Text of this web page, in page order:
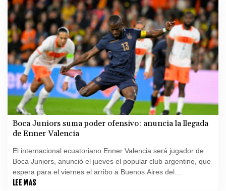
Boca Juniors suma poder ofensivo: anuncia la llegada
de Enner Valencia
El internacional ecuatoriano Enner Valencia será jugador de
Boca Juniors, anunció el jueves el popular club argentino, que
espera para el viernes el arribo a Buenos Aires del
experimentado delantero.
LEE MAS